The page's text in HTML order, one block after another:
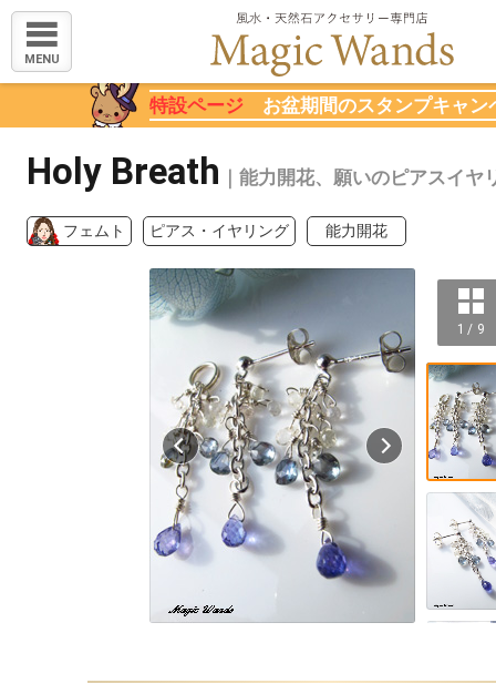
MENU
特設ページ お盆期間のスタンプキャン
Holy Breath ｜能力開花、願いのピアスイヤ
フェムト ピアス・イヤリング 能力開花
1 / 9